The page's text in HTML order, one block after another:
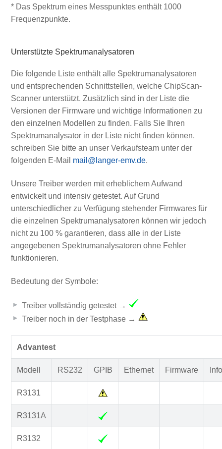
* Das Spektrum eines Messpunktes enthält 1000
Frequenzpunkte.
Unterstützte Spektrumanalysatoren
Die folgende Liste enthält alle Spektrumanalysatoren
und entsprechenden Schnittstellen, welche ChipScan-
Scanner unterstützt. Zusätzlich sind in der Liste die
Versionen der Firmware und wichtige Informationen zu
den einzelnen Modellen zu finden. Falls Sie Ihren
Spektrumanalysator in der Liste nicht finden können,
schreiben Sie bitte an unser Verkaufsteam unter der
folgenden E-Mail mail@langer-emv.de.
Unsere Treiber werden mit erheblichem Aufwand
entwickelt und intensiv getestet. Auf Grund
unterschiedlicher zu Verfügung stehender Firmwares für
die einzelnen Spektrumanalysatoren können wir jedoch
nicht zu 100 % garantieren, dass alle in der Liste
angegebenen Spektrumanalysatoren ohne Fehler
funktionieren.
Bedeutung der Symbole:
Treiber vollständig getestet →
Treiber noch in der Testphase →
Advantest
Modell RS232 GPIB Ethernet Firmware
R3131
R3131A
R3132